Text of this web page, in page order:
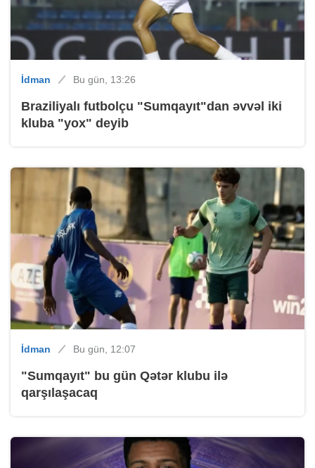
İdman Bu gün, 13:26
Braziliyalı futbolçu "Sumqayıt"dan əvvəl iki
kluba "yox" deyib
İdman Bu gün, 12:07
"Sumqayıt" bu gün Qətər klubu ilə
qarşılaşacaq